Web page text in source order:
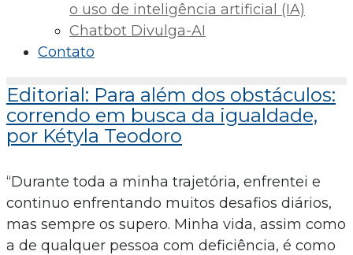
o uso de inteligência artificial (IA)
Chatbot Divulga-AI
Contato
Editorial: Para além dos obstáculos:
correndo em busca da igualdade,
por Kétyla Teodoro
“Durante toda a minha trajetória, enfrentei e
continuo enfrentando muitos desafios diários,
mas sempre os supero. Minha vida, assim como
a de qualquer pessoa com deficiência, é como